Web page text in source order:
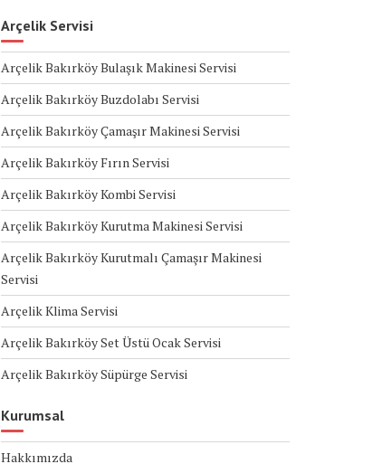
Arçelik Servisi
Arçelik Bakırköy Bulaşık Makinesi Servisi
Arçelik Bakırköy Buzdolabı Servisi
Arçelik Bakırköy Çamaşır Makinesi Servisi
Arçelik Bakırköy Fırın Servisi
Arçelik Bakırköy Kombi Servisi
Arçelik Bakırköy Kurutma Makinesi Servisi
Arçelik Bakırköy Kurutmalı Çamaşır Makinesi
Servisi
Arçelik Klima Servisi
Arçelik Bakırköy Set Üstü Ocak Servisi
Arçelik Bakırköy Süpürge Servisi
Kurumsal
Hakkımızda